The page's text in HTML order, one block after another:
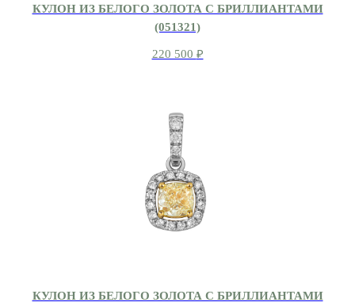
КУЛОН ИЗ БЕЛОГО ЗОЛОТА С БРИЛЛИАНТАМИ
(051321)
220 500 ₽
КУЛОН ИЗ БЕЛОГО ЗОЛОТА С БРИЛЛИАНТАМИ